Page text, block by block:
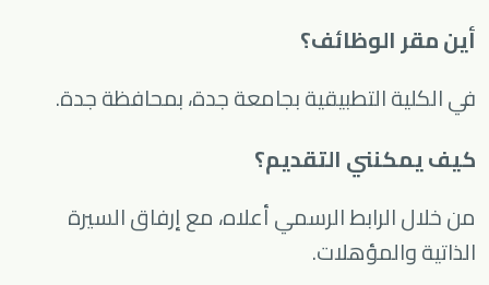
أين مقر الوظائف؟
في الكلية التطبيقية بجامعة جدة، بمحافظة جدة.
كيف يمكنني التقديم؟
من خلال الرابط الرسمي أعلاه، مع إرفاق السيرة
الذاتية والمؤهلات.